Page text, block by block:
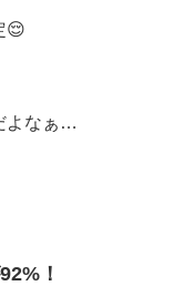
😌
よなぁ…
！